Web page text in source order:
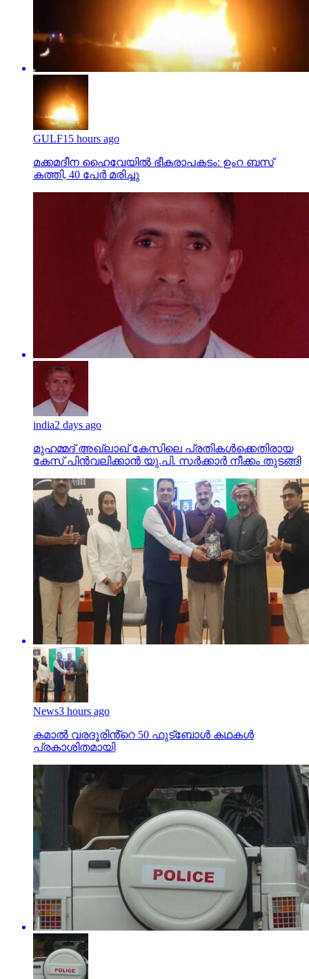
GULF15 hours ago
മക്കമദീന ഹൈവേയില്‍ ഭീകരാപകടം: ഉംറ ബസ്
കത്തി, 40 പേര്‍ മരിച്ചു
india2 days ago
മുഹമ്മദ് അഖ്‌ലാഖ് കേസിലെ പ്രതികള്‍ക്കെതിരായ
കേസ് പിന്‍വലിക്കാന്‍ യു.പി. സര്‍ക്കാര്‍ നീക്കം തുടങ്ങി
News3 hours ago
കമാൽ വരദൂരിൻ്റെ 50 ഫുട്ബോൾ കഥകൾ
പ്രകാശിതമായി